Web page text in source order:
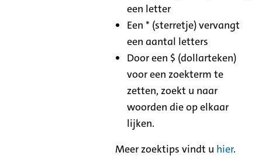
een letter
Een * (sterretje) vervangt
een aantal letters
Door een $ (dollarteken)
voor een zoekterm te
zetten, zoekt u naar
woorden die op elkaar
lijken.
Meer zoektips vindt u hier.